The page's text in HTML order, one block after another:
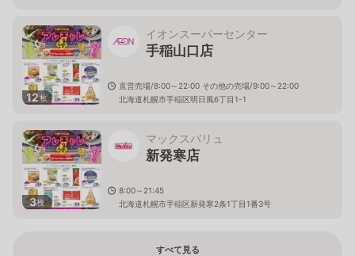
12枚
イオンスーパーセンター
手稲山口店
直営売場/8:00～22:00 その他の売場/9:00～22:00
北海道札幌市手稲区明日風6丁目1-1
3枚
マックスバリュ
新発寒店
8:00～21:45
北海道札幌市手稲区新発寒2条1丁目1番3号
すべて見る